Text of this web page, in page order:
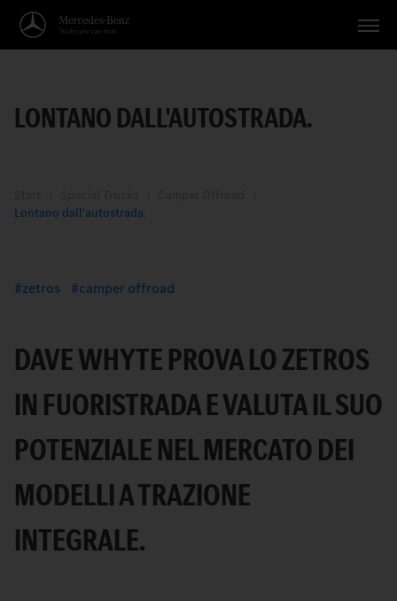
Applicazioni
LONTANO DALL'AUTOSTRADA.
Lontano dall'autostrada.
zetros camper offroad
DAVE WHYTE PROVA LO ZETROS
IN FUORISTRADA E VALUTA IL SUO
POTENZIALE NEL MERCATO DEI
MODELLI A TRAZIONE
INTEGRALE.